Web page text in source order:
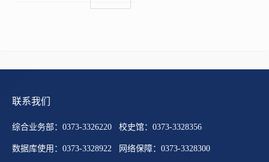
联系我们
综合业务部：0373-3326220 校史馆：0373-3328356
数据库使用：0373-3328922 网络保障：0373-3328300